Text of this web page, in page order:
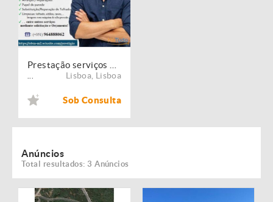
Lisboa Lisboa
Sob Consulta
Anúncios
Total resultados: 3 Anúncios